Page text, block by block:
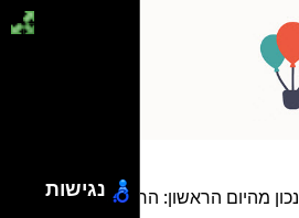
מהיום הראשון: הרגלים, גבולות
נגישות